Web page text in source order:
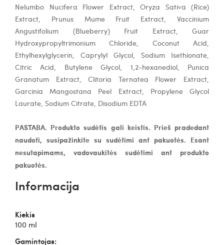
Nelumbo Nucifera Flower Extract, Oryza Sativa (Rice)
Extract, Prunus Mume Fruit Extract, Vaccinium
Angustifolium (Blueberry) Fruit Extract, Guar
Hydroxypropyltrimonium Chloride, Coconut Acid,
Ethylhexylglycerin, Caprylyl Glycol, Sodium Isethionate,
Citric Acid, Butylene Glycol, 1,2-hexanediol, Punica
Granatum Extract, Clitoria Ternatea Flower Extract,
Garcinia Mangostana Peel Extract, Propylene Glycol
Laurate, Sodium Citrate, Disodium EDTA
PASTABA. Produkto sudėtis gali keistis. Prieš pradedant
naudoti, susipažinkite su sudėtimi ant pakuotės. Esant
nesutapimams, vadovaukitės sudėtimi ant produkto
pakuotės.
Informacija
Kiekis
100 ml
Gamintojas: